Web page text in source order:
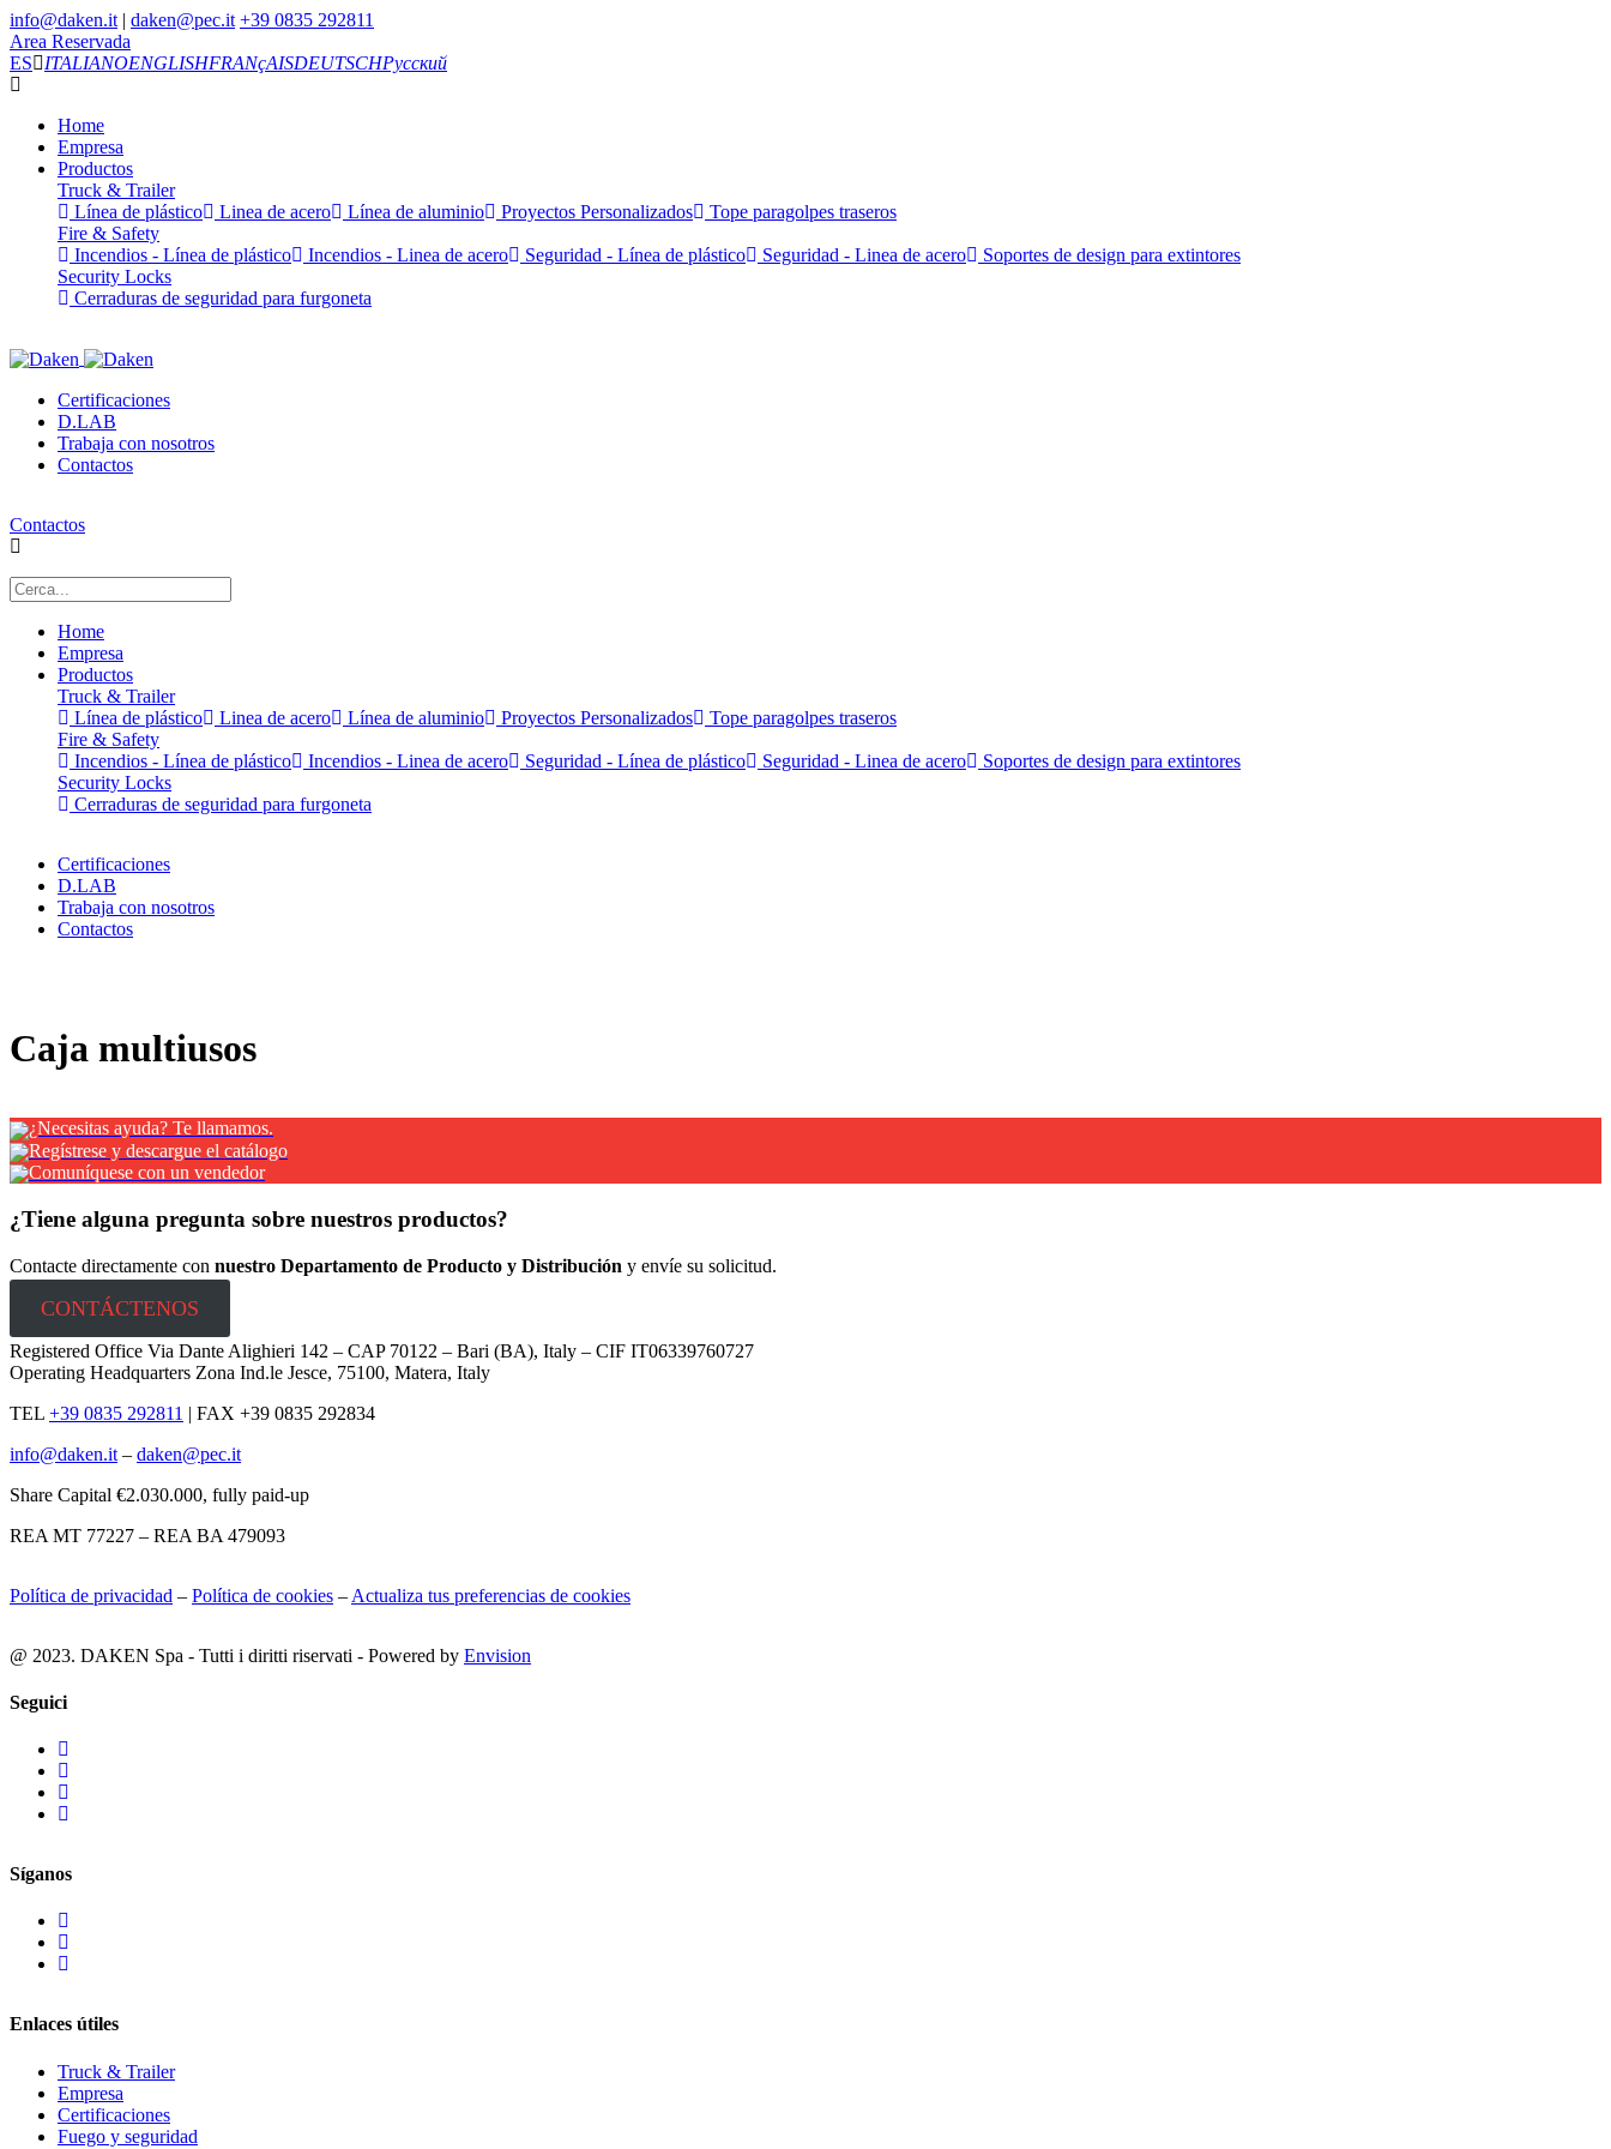
info@daken.it | daken@pec.it +39 0835 292811
Area Reservada
ES
ITALIANOENGLISHFRANçAISDEUTSCHРусский
Home
Empresa
Productos
Truck & Trailer
Línea de plástico
Linea de acero Línea de aluminio Proyectos Personalizados
Tope paragolpes traseros
Fire & Safety
Incendios - Línea de plástico
Incendios - Linea de acero Seguridad - Línea de plástico Seguridad - Linea de acero
Soportes de design para extintores
Security Locks
Cerraduras de seguridad para furgoneta
Certificaciones
D.LAB
Trabaja con nosotros
Contactos
Contactos
Home
Empresa
Productos
Truck & Trailer
Línea de plástico
Linea de acero Línea de aluminio Proyectos Personalizados
Tope paragolpes traseros
Fire & Safety
Incendios - Línea de plástico
Incendios - Linea de acero Seguridad - Línea de plástico Seguridad - Linea de acero
Soportes de design para extintores
Security Locks
Cerraduras de seguridad para furgoneta
Certificaciones
D.LAB
Trabaja con nosotros
Contactos
Caja multiusos
¿Necesitas ayuda? Te llamamos.
Regístrese y descargue el catálogo
Comuníquese con un vendedor
¿Tiene alguna pregunta sobre nuestros productos?
Contacte directamente con nuestro Departamento de Producto y Distribución y envíe su solicitud.
CONTÁCTENOS
Registered Office Via Dante Alighieri 142 – CAP 70122 – Bari (BA), Italy – CIF IT06339760727
Operating Headquarters Zona Ind.le Jesce, 75100, Matera, Italy
TEL +39 0835 292811 | FAX +39 0835 292834
info@daken.it – daken@pec.it
Share Capital €2.030.000, fully paid-up
REA MT 77227 – REA BA 479093
Política de privacidad – Política de cookies – Actualiza tus preferencias de cookies
@ 2023. DAKEN Spa - Tutti i diritti riservati - Powered by Envision
Seguici
Síganos
Enlaces útiles
Truck & Trailer
Empresa
Certificaciones
Fuego y seguridad